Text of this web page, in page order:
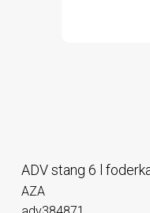
ADV stang 6 l
AZA